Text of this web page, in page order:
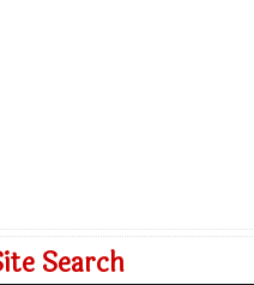
Search